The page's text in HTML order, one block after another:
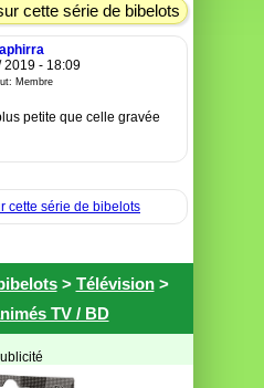
cette série de bibelots
2019 - 18:09
Membre
petite que celle gravée
cette série de bibelots
> Télévision>
TV / BD